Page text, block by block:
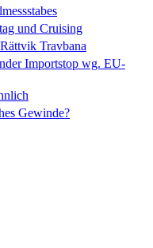
und Cruising
Travbana
Importstop wg. EU-
Gewinde?